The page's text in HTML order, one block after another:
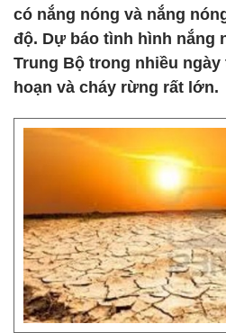
có nắng nóng và nắng
độ. Dự báo tình hình nắng
Trung Bộ trong nhiều
hoạn và cháy rừng rất lớn.